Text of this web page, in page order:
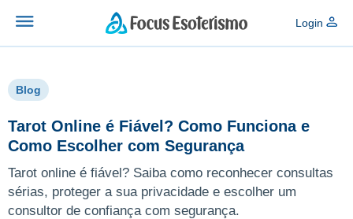
Login
Blog
Tarot Online é Fiável? Como Funciona e
Como Escolher com Segurança
Tarot online é fiável? Saiba como reconhecer consultas
sérias, proteger a sua privacidade e escolher um
consultor de confiança com segurança.